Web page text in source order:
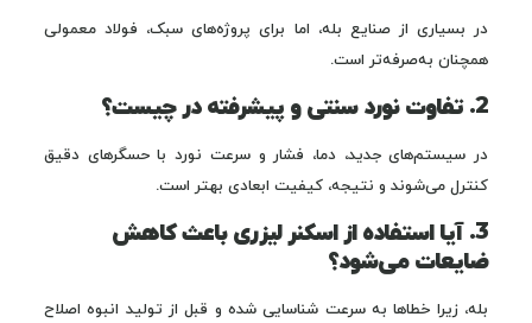
در بسیاری از صنایع بله، اما برای پروژه‌های سبک، فولاد معمولی
همچنان به‌صرفه‌تر است.
2. تفاوت نورد سنتی و پیشرفته در چیست؟
در سیستم‌های جدید، دما، فشار و سرعت نورد با حسگرهای دقیق
کنترل می‌شوند و نتیجه، کیفیت ابعادی بهتر است.
3. آیا استفاده از اسکنر لیزری باعث کاهش
ضایعات می‌شود؟
بله، زیرا خطاها به سرعت شناسایی شده و قبل از تولید انبوه اصلاح